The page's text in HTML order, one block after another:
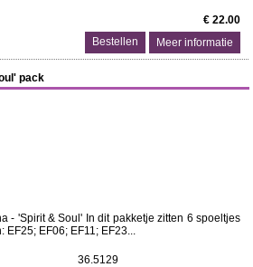
€ 22.00
Meer informatie
pack
- 'Spirit & Soul' In dit pakketje zitten 6 spoeltjes
EF25; EF06; EF11; EF23...
36.5129